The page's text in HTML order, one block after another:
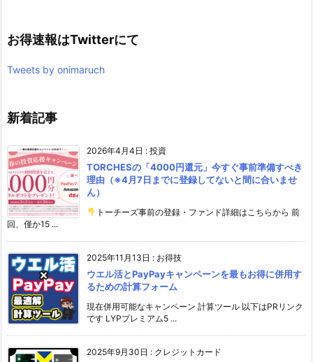
お得速報はTwitterにて
Tweets by onimaruch
新着記事
2026年4月4日 : 投資
TORCHESの「4000円還元」今すぐ事前準備すべき
理由（※4月7日までに登録してないと間に合いませ
ん）
トーチーズ事前の登録・ファンド詳細はこちらから 前
回、僅か15 ...
2025年11月13日 : お得技
ウエル活とPayPayキャンペーンを最もお得に併用す
るための計算フォーム
現在併用可能なキャンペーン 計算ツール 以下はPRリンク
です LYPプレミアム5 ...
2025年9月30日 : クレジットカード